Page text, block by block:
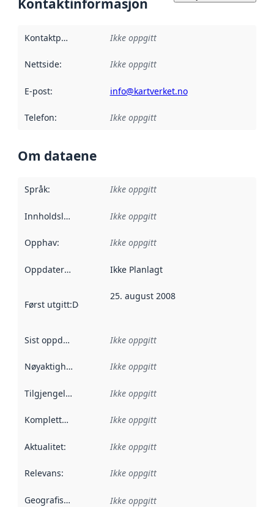
Kontaktinformasjon
Kontaktpunkt Ikke oppgitt
Nettside: Ikke oppgitt
E-post: info@kartverket.no
Telefon: Ikke oppgitt
Om dataene
Språk: Ikke oppgitt
Innholdsleverandører :
Ikke oppgitt
Opphav: Ikke oppgitt
Oppdateringsfrekvens :
Ikke Planlagt
Først utgitt:Denne datoen sier når dataene i dette
25. august 2008
Sist oppdatert Ikke oppgitt
Nøyaktighet Ikke oppgitt
Tilgjengelighet Ikke oppgitt
Kompletthet Ikke oppgitt
Aktualitet: Ikke oppgitt
Relevans: Ikke oppgitt
Geografisk avgrensning :
Ikke oppgitt